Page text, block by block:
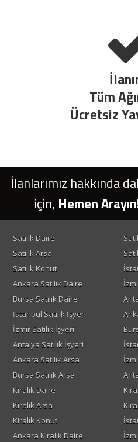
Tüm
Ücretsiz
İlanlarımız hakkında
için, Hemen
Satılık Daire
Satılık Arsa
Satılık Konut
Ankara Satılık Daire
Bursa Satılık Daire
İstanbul Satılık İşyeri
İzmir Satılık İşyeri
Antalya Satılık İşyeri
Ankara Satılık Arsa
Bursa Satılık Arsa
Kiralık Daire
Kiralık Arsa
Kiralık Konut
Ankara Kiralık Daire